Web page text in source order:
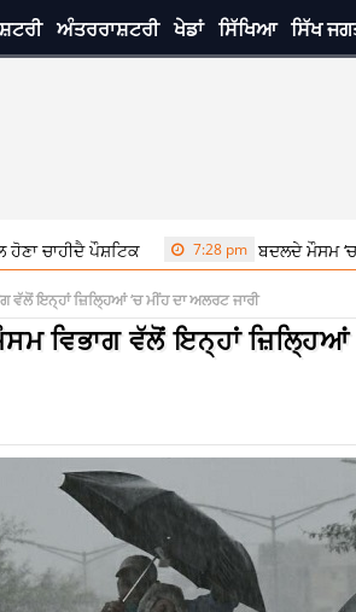
ਅੰਤਰਰਾਸ਼ਟਰੀ ਖੇਡਾਂ ਸਿੱਖਿਆ ਸਿੱਖ
7:28 pm ਬਦਲਦੇ ਮੌਸਮ ‘ਚ ਪ੍ਰੇਸ਼ਾਨ
ਵੱਲੋਂ ਇਨ੍ਹਾਂ ਜ਼ਿਲ੍ਹਿਆਂ ‘ਚ ਮੀਂਹ ਦਾ ਅਲਰਟ ਜਾਰੀ
ਵਿਭਾਗ ਵੱਲੋਂ ਇਨ੍ਹਾਂ ਜ਼ਿਲ੍ਹਿਆਂ